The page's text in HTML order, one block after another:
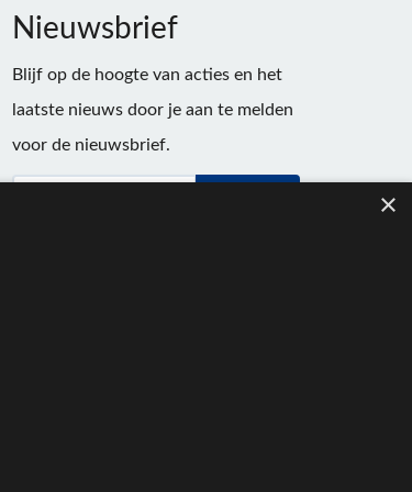
Nieuwsbrief
Blijf op de hoogte van acties en het
laatste nieuws door je aan te melden
voor de nieuwsbrief.
×